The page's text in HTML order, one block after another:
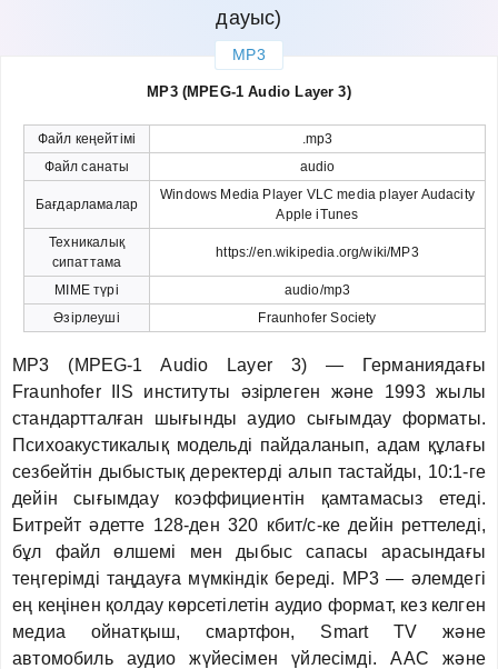
дауыс)
MP3
MP3 (MPEG-1 Audio Layer 3)
Файл кеңейтімі
.mp3
Файл санаты
audio
Бағдарламалар
Windows Media Player VLC media player Audacity
Apple iTunes
Техникалық
сипаттама
https://en.wikipedia.org/wiki/MP3
MIME түрі
audio/mp3
Әзірлеуші
Fraunhofer Society
MP3 (MPEG-1 Audio Layer 3) — Германиядағы
Fraunhofer IIS институты әзірлеген және 1993 жылы
стандартталған шығынды аудио сығымдау форматы.
Психоакустикалық модельді пайдаланып, адам құлағы
сезбейтін дыбыстық деректерді алып тастайды, 10:1-ге
дейін сығымдау коэффициентін қамтамасыз етеді.
Битрейт әдетте 128-ден 320 кбит/с-ке дейін реттеледі,
бұл файл өлшемі мен дыбыс сапасы арасындағы
теңгерімді таңдауға мүмкіндік береді. MP3 — әлемдегі
ең кеңінен қолдау көрсетілетін аудио формат, кез келген
медиа ойнатқыш, смартфон, Smart TV және
автомобиль аудио жүйесімен үйлесімді. AAC және